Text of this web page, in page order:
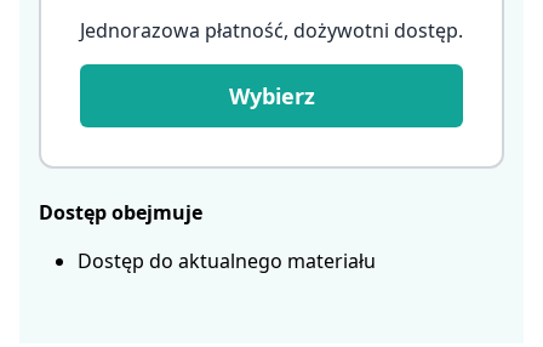
Jednorazowa płatność, dożywotni dostęp.
Wybierz
Dostęp obejmuje
Dostęp do aktualnego materiału